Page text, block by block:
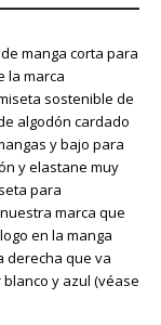
manga corta para
la marca
sostenible de
algodón cardado
y bajo para
y elastane muy
para
marca que
en la manga
derecha que va
y azul (véase